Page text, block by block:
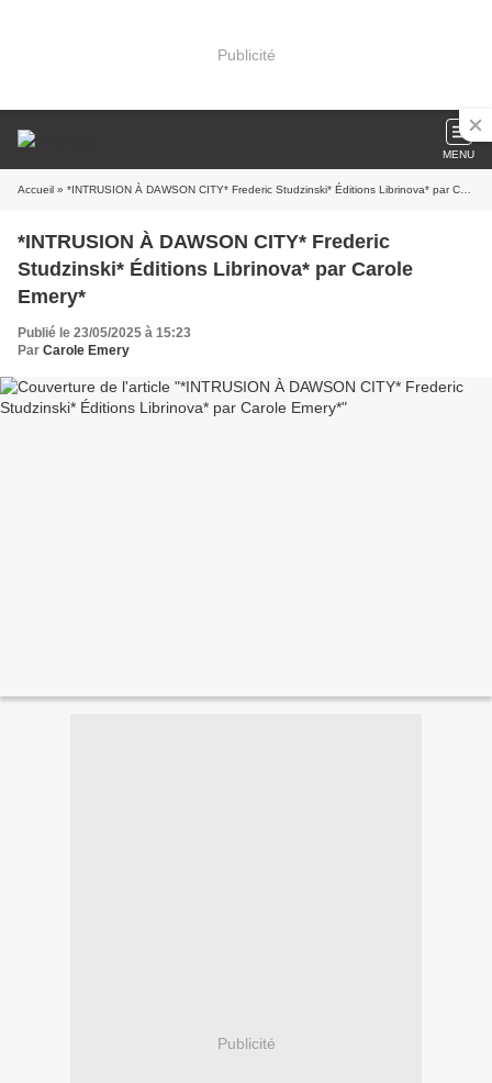
Publicité
MENU
Accueil » *INTRUSION À DAWSON CITY* Frederic Studzinski* Éditions Librinova* par Carole Emery*
*INTRUSION À DAWSON CITY* Frederic
Studzinski* Éditions Librinova* par Carole
Emery*
Publié le 23/05/2025 à 15:23
Par Carole Emery
Publicité